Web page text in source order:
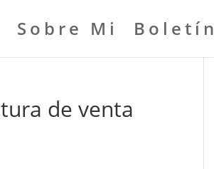
Sobre Mi Boletín
de venta